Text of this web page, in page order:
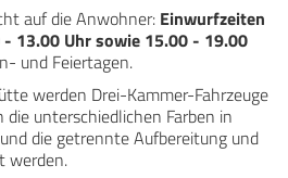
auf die Anwohner: Einwurfzeiten
13.00 Uhr sowie 15.00 - 19.00
und Feiertagen.
werden Drei-Kammer-Fahrzeuge
unterschiedlichen Farben in
die getrennte Aufbereitung und
werden.